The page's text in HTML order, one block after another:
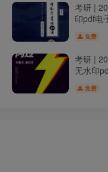
考研 |
印pdf电
免费
考研 |
无水印
免费